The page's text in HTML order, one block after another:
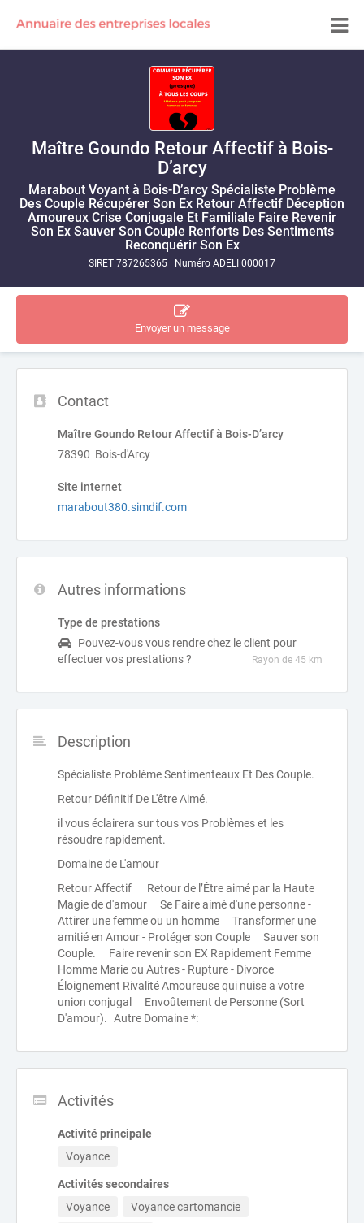
Maître Goundo Retour Affectif à Bois-
D’arcy
Marabout Voyant à Bois-D’arcy Spécialiste Problème
Des Couple Récupérer Son Ex Retour Affectif Déception
Amoureux Crise Conjugale Et Familiale Faire Revenir
Son Ex Sauver Son Couple Renforts Des Sentiments
Reconquérir Son Ex
SIRET 787265365 Numéro ADELI 000017
Envoyer un message
Contact
Maître Goundo Retour Affectif à Bois-D’arcy
78390 Bois-d'Arcy
Site internet
marabout380.simdif.com
Autres informations
Type de prestations
Pouvez-vous vous rendre chez le client pour
effectuer vos prestations ?
Rayon de 45 km
Description
Spécialiste Problème Sentimenteaux Et Des Couple.
Retour Définitif De L'être Aimé.
il vous éclairera sur tous vos Problèmes et les
résoudre rapidement.
Domaine de L'amour
Retour Affectif Retour de l’Être aimé par la Haute
Magie de d'amour Se Faire aimé d'une personne -
Attirer une femme ou un homme Transformer une
amitié en Amour - Protéger son Couple Sauver son
Couple. Faire revenir son EX Rapidement Femme
Homme Marie ou Autres - Rupture - Divorce
Éloignement Rivalité Amoureuse qui nuise a votre
union conjugal Envoûtement de Personne (Sort
D'amour). Autre Domaine *:
Activités
Activité principale
Voyance
Activités secondaires
Voyance
Voyance cartomancie